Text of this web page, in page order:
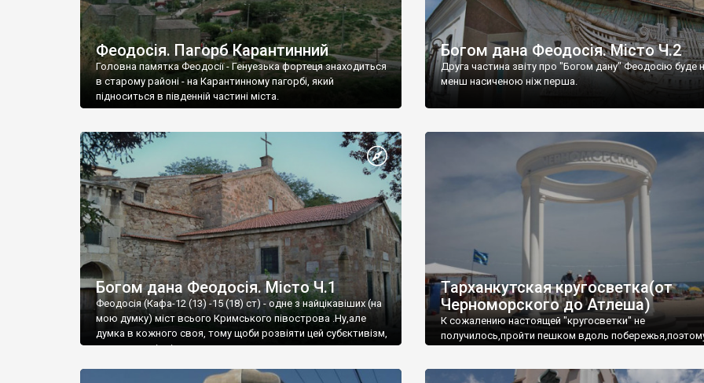
Феодосія. Пагорб Карантинний
Головна памятка Феодосії - Генуезька фортеця знаходиться
в старому районі - на Карантинному пагорбі, який
підноситься в південній частині міста.
Богом дана Феодосія. Місто Ч.2
Друга частина звіту про "Богом дану" Феодосію буде
менш насиченою ніж перша.
Богом дана Феодосія. Місто Ч.1
Феодосія (Кафа-12 (13) -15 (18) ст) - одне з найцікавіших (на
мою думку) міст всього Кримського півострова .Ну,але
думка в кожного своя, тому щоби розвіяти цей субєктивізм,
запрошую відвідати це
Тарханкутская кругосветка(от
Черноморского до Атлеша)
К сожалению настоящей "кругосветки" не
получилось,пройти пешком вдоль